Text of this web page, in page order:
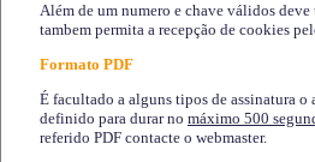
Além de um numero e chave válidos
tambem permita a recepção de cookies
Formato PDF
É facultado a alguns tipos de assinatura o
definido para durar no máximo 500
referido PDF contacte o webmaster.